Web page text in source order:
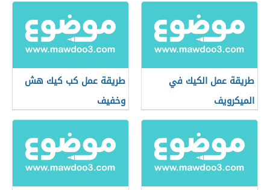
طريقة عمل الكيك في
الميكرويف
طريقة عمل كب كيك هش
وخفيف